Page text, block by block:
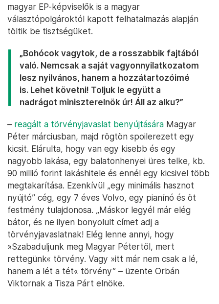
magyar EP-képviselők is a magyar
választópolgároktól kapott felhatalmazás alapján
töltik be tisztségüket.
„Bohócok vagytok, de a rosszabbik fajtából
való. Nemcsak a saját vagyonnyilatkozatom
lesz nyilvános, hanem a hozzátartozóimé
is. Lehet követni! Toljuk le együtt a
nadrágot miniszterelnök úr! Áll az alku?”
– reagált a törvényjavaslat benyújtására Magyar
Péter márciusban, majd rögtön spoilerezett egy
kicsit. Elárulta, hogy van egy kisebb és egy
nagyobb lakása, egy balatonhenyei üres telke, kb.
90 millió forint lakáshitele és ennél egy kicsivel több
megtakarítása. Ezenkívül „egy minimális hasznot
nyújtó” cég, egy 7 éves Volvo, egy pianínó és öt
festmény tulajdonosa. „Máskor legyél már elég
bátor, és ne ilyen bonyolult címet adj a
törvényjavaslatnak! Elég lenne annyi, hogy
»Szabaduljunk meg Magyar Pétertől, mert
rettegünk« törvény. Vagy »itt már nem csak a lé,
hanem a lét a tét« törvény” – üzente Orbán
Viktornak a Tisza Párt elnöke.